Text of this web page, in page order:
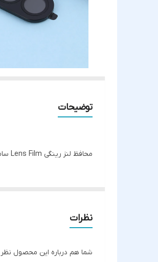
توضیحات
محافظ لنز رینگی Lens Film سامسونگ Galaxy A17
نظرات
شما هم درباره این محصول نظر